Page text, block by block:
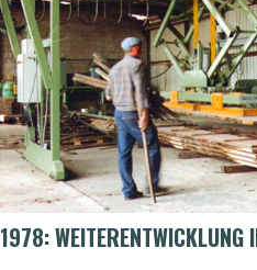
1978: WEITERENTWICKLUNG